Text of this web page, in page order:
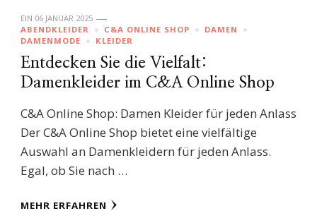
EIN 06 JANUAR 2025
ABENDKLEIDER
C&A ONLINE SHOP
DAMEN
DAMENMODE
KLEIDER
Entdecken Sie die Vielfalt:
Damenkleider im C&A Online Shop
C&A Online Shop: Damen Kleider für jeden Anlass
Der C&A Online Shop bietet eine vielfältige
Auswahl an Damenkleidern für jeden Anlass.
Egal, ob Sie nach …
MEHR ERFAHREN